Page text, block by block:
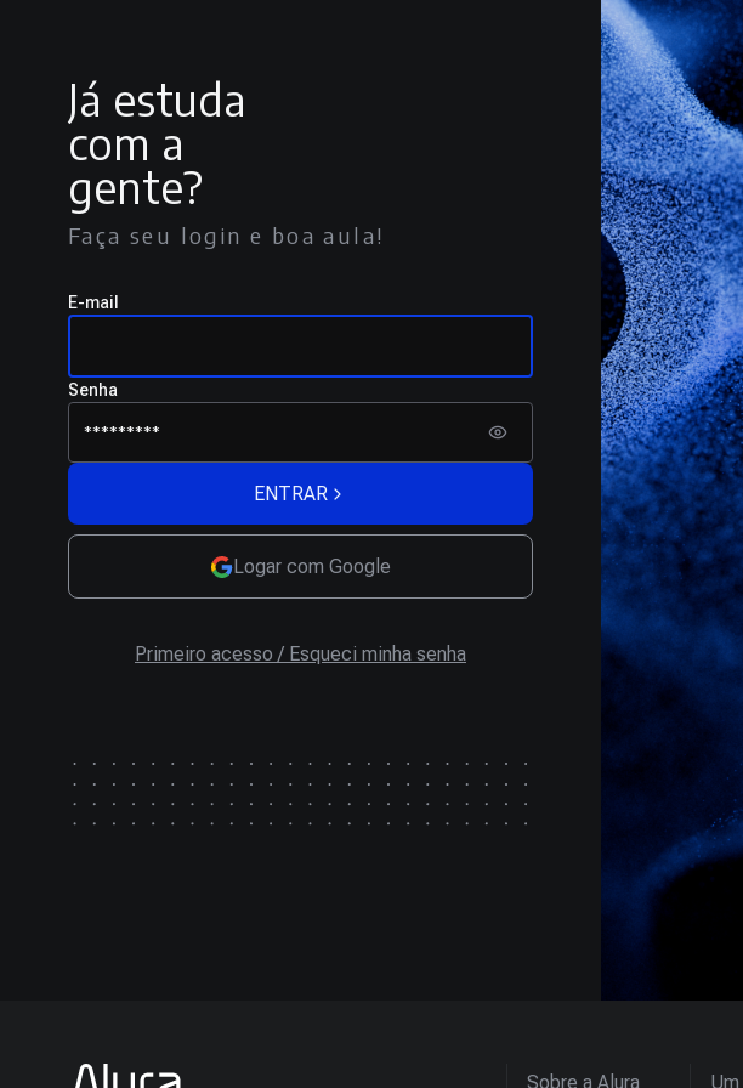
Já estuda
com a
gente?
Faça seu login e boa aula!
E-mail
Senha
ENTRAR
Logar com Google
Primeiro acesso / Esqueci minha senha
Sobre a Alura